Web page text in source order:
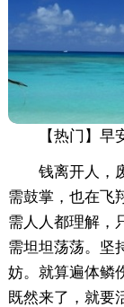
【热门】
钱离开人，
需鼓掌，也在飞
需人人都理解，
需坦坦荡荡。坚
妨。就算遍体鳞
既然来了，就要